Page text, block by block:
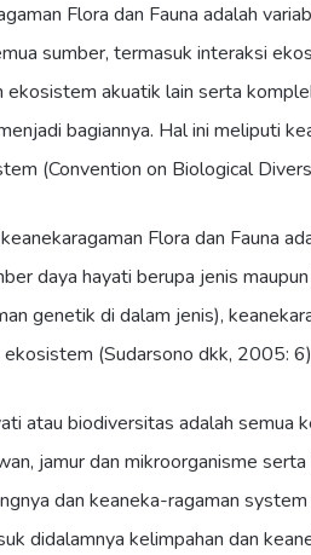
Flora dan Fauna adalah
sumber, termasuk interaksi
ekosistem akuatik lain serta
bagiannya. Hal ini meliputi
(Convention on Biological
Flora dan Fauna
daya hayati berupa jenis
genetik di dalam jenis),
ekosistem (Sudarsono dkk, 2005:
atau biodiversitas adalah semua
jamur dan mikroorganisme
dan keaneka-ragaman
didalamnya kelimpahan dan